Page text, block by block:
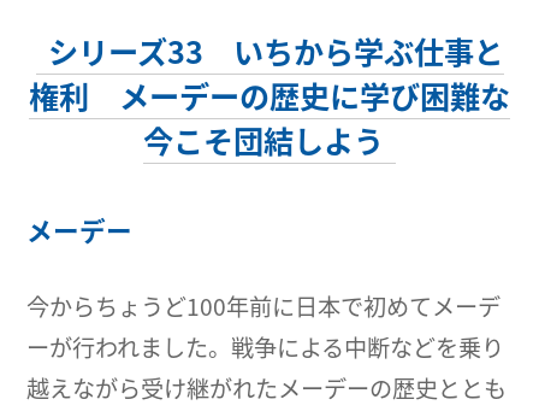
シリーズ33 いちから学ぶ仕事と
権利 メーデーの歴史に学び困難な
今こそ団結しよう
メーデー
今からちょうど100年前に日本で初めてメーデ
ーが行われました。戦争による中断などを乗り
越えながら受け継がれたメーデーの歴史ととも